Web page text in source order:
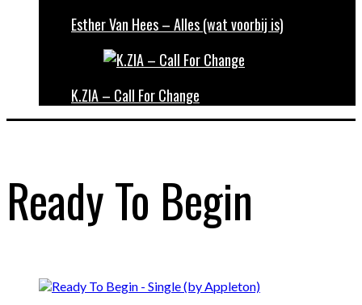
Esther Van Hees – Alles (wat voorbij is)
K.ZIA – Call For Change
Ready To Begin